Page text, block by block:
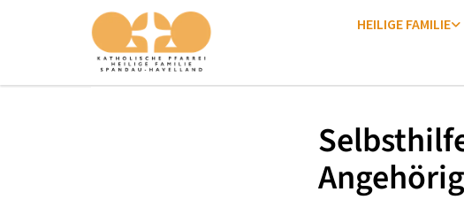
HEILIGE FAMILIE